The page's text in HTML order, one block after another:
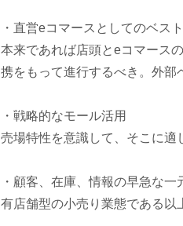
・直営eコマースとしてのベス
本来であれば店頭とeコマース
携をもって進行するべき。外部
・戦略的なモール活用
売場特性を意識して、そこに適
・顧客、在庫、情報の早急な一
有店舗型の小売り業態である以